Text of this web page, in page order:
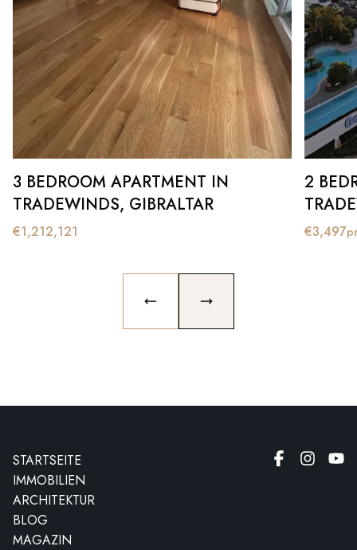
3 BEDROOM APARTMENT IN
TRADEWINDS, GIBRALTAR
€1,212,121
2
€3,497
PREVIOUS SLIDENEXT SLIDE
STARTSEITE
IMMOBILIEN
ARCHITEKTUR
BLOG
MAGAZIN